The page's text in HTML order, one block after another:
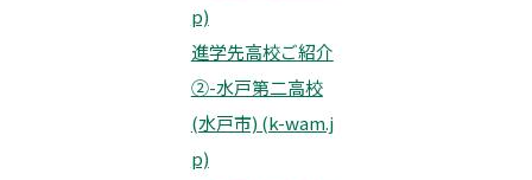
p)
進学先高校ご紹介
②-水戸第二高校
(水戸市) (k-wam.j
p)